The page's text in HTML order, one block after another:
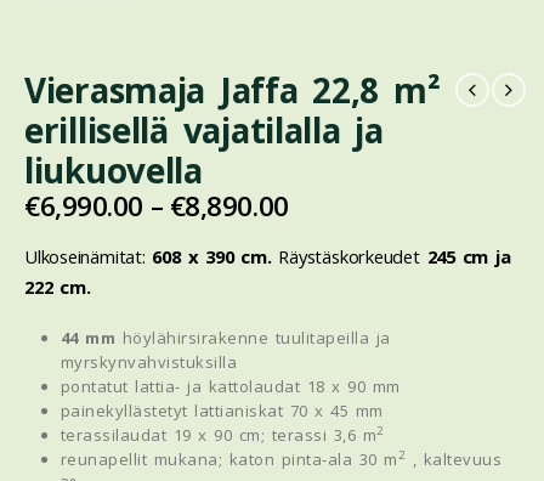
Vierasmaja Jaffa 22,8 m²
erillisellä vajatilalla ja
liukuovella
€6,990.00 – €8,890.00
Ulkoseinämitat: 608 x 390 cm. Räystäskorkeudet245 cm ja
222 cm.
44 mm höylähirsirakenne tuulitapeilla ja
myrskynvahvistuksilla
pontatut lattia- ja kattolaudat 18 x 90 mm
painekyllästetyt lattianiskat 70 x 45 mm
terassilaudat 19 x 90 cm; terassi 3,6 m2
reunapellit mukana; katon pinta-ala 30 m2 , kaltevuus